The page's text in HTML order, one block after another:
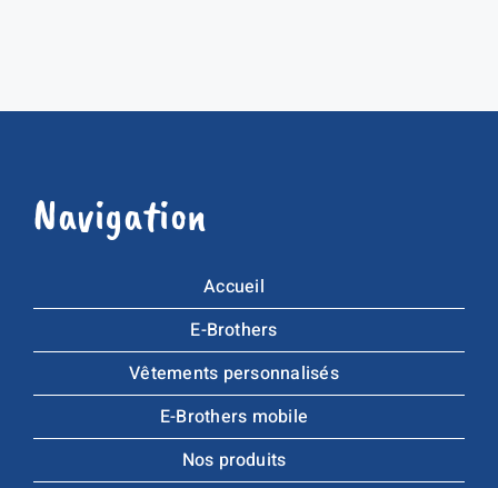
Navigation
Accueil
E-Brothers
Vêtements personnalisés
E-Brothers mobile
Nos produits